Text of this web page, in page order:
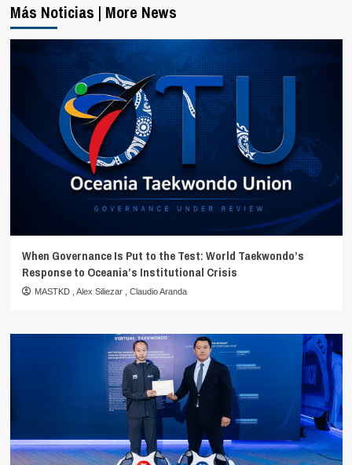
Más Noticias | More News
When Governance Is Put to the Test: World Taekwondo’s
Response to Oceania’s Institutional Crisis
MASTKD Alex Siliezar Claudio Aranda